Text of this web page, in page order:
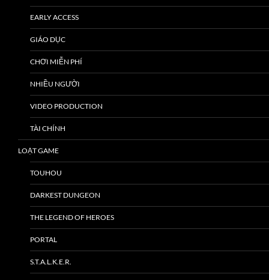
EARLY ACCESS
GIÁO DỤC
CHƠI MIỄN PHÍ
NHIỀU NGƯỜI
VIDEO PRODUCTION
TÀI CHÍNH
LOẠT GAME
TOUHOU
DARKEST DUNGEON
THE LEGEND OF HEROES
PORTAL
S.T.A.L.K.E.R.